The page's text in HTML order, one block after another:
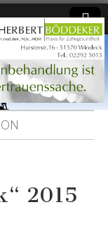
2015